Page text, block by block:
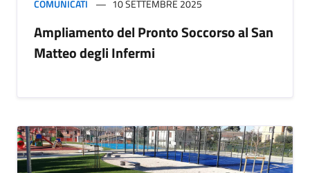
COMUNICATI 10 SETTEMBRE 2025
Ampliamento del Pronto Soccorso al San
Matteo degli Infermi